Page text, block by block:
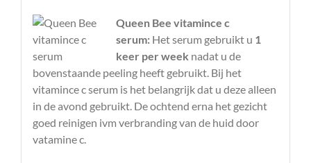
Queen Bee vitamince c
serum: Het serum gebruikt u 1
keer per week nadat u de
bovenstaande peeling heeft gebruikt. Bij het
vitamince c serum is het belangrijk dat u deze alleen
in de avond gebruikt. De ochtend erna het gezicht
goed reinigen ivm verbranding van de huid door
vatamine c.